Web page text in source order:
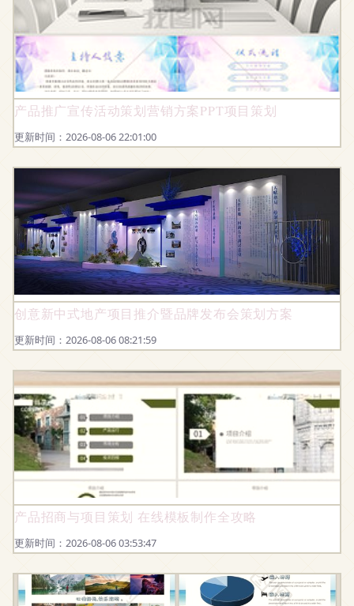
产品推广宣传活动策划营销方案PPT项目策划
更新时间：2026-08-06 22:01:00
创意新中式地产项目推介暨品牌发布会策划方案
更新时间：2026-08-06 08:21:59
产品招商与项目策划 在线模板制作全攻略
更新时间：2026-08-06 03:53:47